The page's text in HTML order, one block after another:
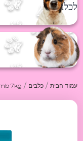
לכלבים
למכרסמים
עמוד הבית/ כלבים /